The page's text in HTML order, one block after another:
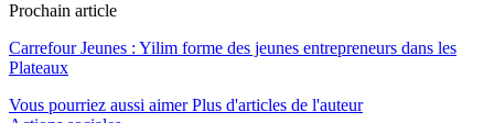
Prochain article
Carrefour Jeunes : Yilim forme des jeunes entrepreneurs dans les
Plateaux
Vous pourriez aussi aimer Plus d'articles de l'auteur